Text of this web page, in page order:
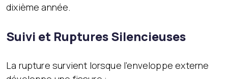
dixième année.
Suivi et Ruptures Silencieuses
La rupture survient lorsque l’enveloppe externe